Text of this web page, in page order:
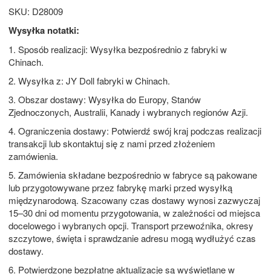
SKU: D28009
Wysyłka notatki:
1. Sposób realizacji: Wysyłka bezpośrednio z fabryki w
Chinach.
2. Wysyłka z: JY Doll fabryki w Chinach.
3. Obszar dostawy: Wysyłka do Europy, Stanów
Zjednoczonych, Australii, Kanady i wybranych regionów Azji.
4. Ograniczenia dostawy: Potwierdź swój kraj podczas realizacji
transakcji lub skontaktuj się z nami przed złożeniem
zamówienia.
5. Zamówienia składane bezpośrednio w fabryce są pakowane
lub przygotowywane przez fabrykę marki przed wysyłką
międzynarodową. Szacowany czas dostawy wynosi zazwyczaj
15–30 dni od momentu przygotowania, w zależności od miejsca
docelowego i wybranych opcji. Transport przewoźnika, okresy
szczytowe, święta i sprawdzanie adresu mogą wydłużyć czas
dostawy.
6. Potwierdzone bezpłatne aktualizacje są wyświetlane w